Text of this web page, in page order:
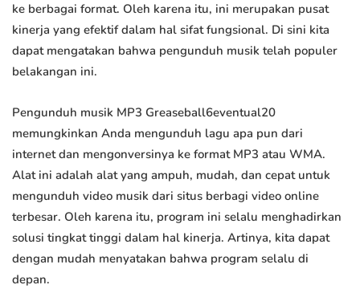
ke berbagai format. Oleh karena itu, ini merupakan pusat
kinerja yang efektif dalam hal sifat fungsional. Di sini kita
dapat mengatakan bahwa pengunduh musik telah populer
belakangan ini.
Pengunduh musik MP3 Greaseball6eventual20
memungkinkan Anda mengunduh lagu apa pun dari
internet dan mengonversinya ke format MP3 atau WMA.
Alat ini adalah alat yang ampuh, mudah, dan cepat untuk
mengunduh video musik dari situs berbagi video online
terbesar. Oleh karena itu, program ini selalu menghadirkan
solusi tingkat tinggi dalam hal kinerja. Artinya, kita dapat
dengan mudah menyatakan bahwa program selalu di
depan.